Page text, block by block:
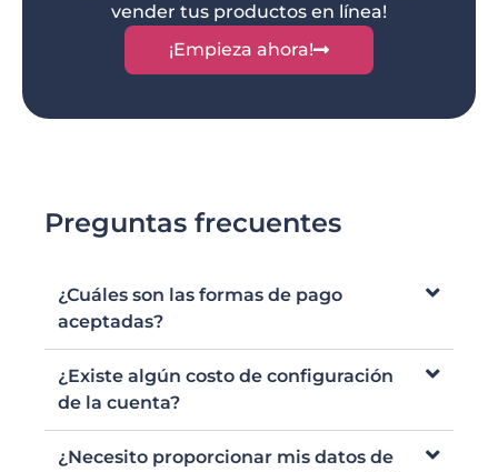
vender tus productos en línea!
¡Empieza ahora!
Preguntas frecuentes
¿Cuáles son las formas de pago
aceptadas?
¿Existe algún costo de configuración
de la cuenta?
¿Necesito proporcionar mis datos de